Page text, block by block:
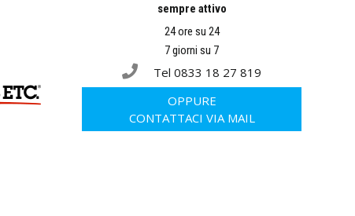
sempre attivo
24 ore su 24
7 giorni su 7
Tel 0833 18 27 819
OPPURE
CONTATTACI VIA MAIL